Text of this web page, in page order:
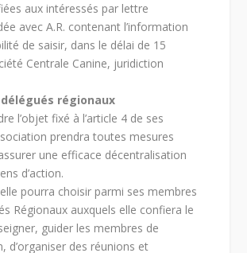
aux intéressés par lettre
avec A.R. contenant l’information
de saisir, dans le délai de 15
Centrale Canine, juridiction
régionaux
l’objet fixé à l’article 4 de ses
prendra toutes mesures
une efficace décentralisation
d’action.
pourra choisir parmi ses membres
Régionaux auxquels elle confiera le
guider les membres de
d’organiser des réunions et